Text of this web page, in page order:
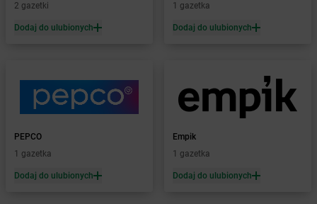
Żabka Bialogard
Żabka Białogóra
Żabka Białystok
Żabka
Żabka
Żabka Biedrusko
Żabka Bielany Wrocławskie
2 gazetki
Dodaj do ulubionych
1 gazetka
Dodaj do ulubionych
PEPCO
1 gazetka
Dodaj do ulubionych
Empik
1 gazetka
Dodaj do ulubionych